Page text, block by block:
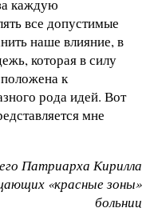
каждую
все допустимые
наше влияние, в
которая в силу
к
рода идей. Вот
мне
Патриарха Кирилла
«красные зоны»
больниц